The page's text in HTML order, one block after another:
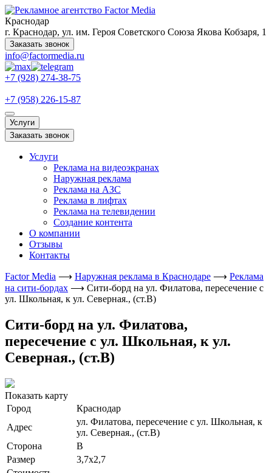
Краснодар
г. Краснодар, ул. им. Героя Советского Союза Якова Кобзаря, 1
Заказать звонок
info@factormedia.ru
+7 (928) 274-38-75
+7 (958) 226-15-87
Услуги
Заказать звонок
Услуги
Реклама на видеоэкранах
Наружная реклама
Реклама на АЗС
Реклама в лифтах
Реклама на телевидении
Создание контента
О компании
Отзывы
Контакты
Factor Media ⟶ Наружная реклама в Краснодаре ⟶ Реклама
на сити-бордах ⟶ Сити-борд на ул. Филатова, пересечение с
ул. Школьная, к ул. Северная., (ст.В)
Сити-борд на ул. Филатова,
пересечение с ул. Школьная, к ул.
Северная., (ст.В)
Показать карту
Город
Краснодар
Адрес
ул. Филатова, пересечение с ул. Школьная, к
ул. Северная., (ст.В)
Сторона
В
Размер
3,7х2,7